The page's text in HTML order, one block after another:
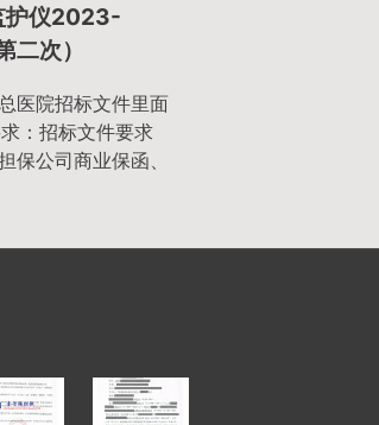
仪2023-
次）
医院招标文件里面
：招标文件要求
保公司商业保函、